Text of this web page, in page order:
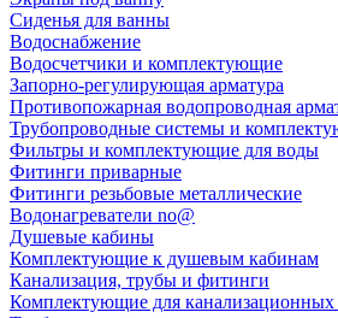
Сиденья для ванны
Водоснабжение
Водосчетчики и комплектующие
Запорно-регулирующая арматура
Противопожарная водопроводная
Трубопроводные системы и
Фильтры и комплектующие для воды
Фитинги приварные
Фитинги резьбовые металлические
Водонагреватели no@
Душевые кабины
Комплектующие к душевым кабинам
Канализация, трубы и фитинги
Комплектующие для канализационных